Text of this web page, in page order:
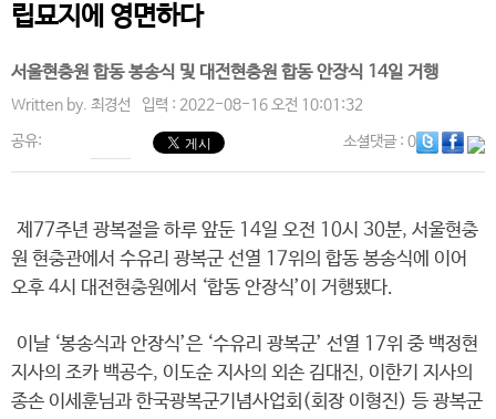
립묘지에 영면하다
서울현충원 합동 봉송식 및 대전현충원 합동 안장식 14일 거행
Written by. 최경선 입력 : 2022-08-16 오전 10:01:32
공유: 소셜댓글: 0
제77주년 광복절을 하루 앞둔 14일 오전 10시 30분, 서울현충
원 현충관에서 수유리 광복군 선열 17위의 합동 봉송식에 이어
오후 4시 대전현충원에서 ‘합동 안장식’이 거행됐다.
이날 ‘봉송식과 안장식’은 ‘수유리 광복군’ 선열 17위 중 백정현
지사의 조카 백공수, 이도순 지사의 외손 김대진, 이한기 지사의
종손 이세훈님과 한국광복군기념사업회(회장 이형진) 등 광복군